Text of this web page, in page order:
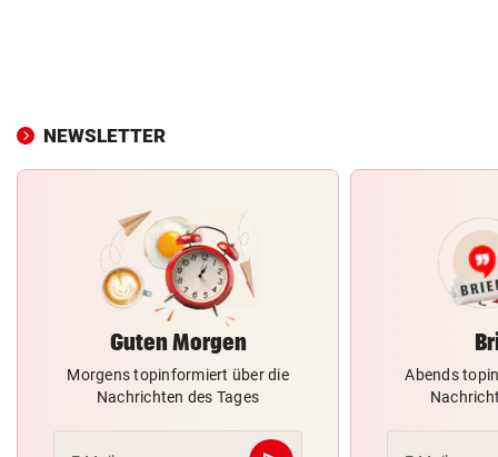
NEWSLETTER
Guten Morgen
Morgens topinformiert über die
Nachrichten des Tages
Abends